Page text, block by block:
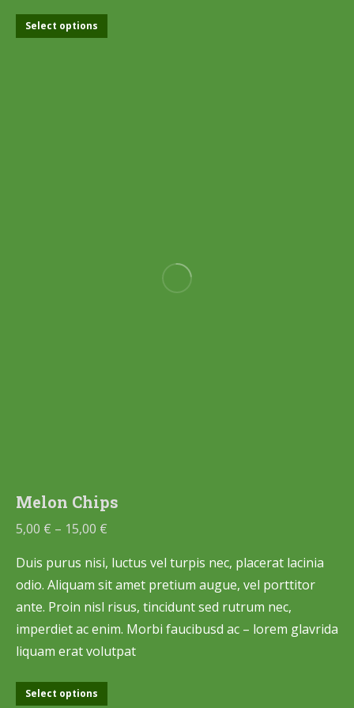
Select options
Melon Chips
5,00 € – 15,00 €
Duis purus nisi, luctus vel turpis nec, placerat lacinia
odio. Aliquam sit amet pretium augue, vel porttitor
ante. Proin nisl risus, tincidunt sed rutrum nec,
imperdiet ac enim. Morbi faucibusd ac – lorem glavrida
liquam erat volutpat
Select options